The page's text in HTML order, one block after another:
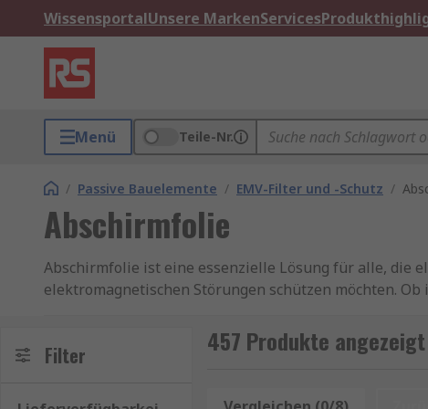
WissensportalUnsere MarkenServices
Menü Teile-Nr.
/ Passive Bauelemente / EMV-Filter und -Schutz /
Abschirmfolie
Abschirmfolie ist eine essenzielle Lösung für alle, die
elektromagnetischen Störungen schützen möchten.
Wenn Sie eine hochwertige Abschirmfolie kaufen
Filter 457 Produkte